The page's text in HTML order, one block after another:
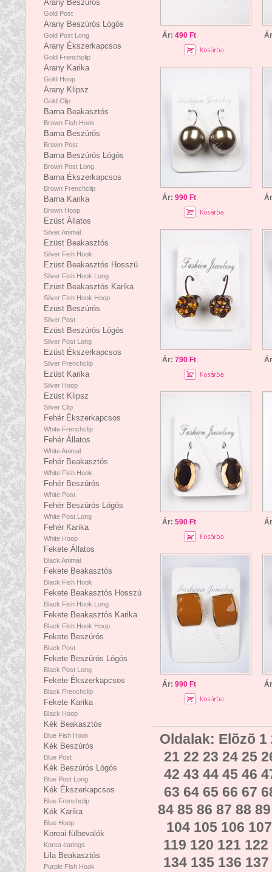
Arany Beszúrós
Gold Post
Arany Beszúrós Lógós
Gold Post Long
Arany Ékszerkapcsos
Gold Frenchclip
Arany Karika
Gold Hoop
Arany Klipsz
Gold Clip
Barna Beakasztós
Brown Fish Hook
Barna Beszúrós
Brown Post
Barna Beszúrós Lógós
Brown Post Long
Barna Ékszerkapcsos
Brown Frenchclip
Barna Karika
Brown Hoop
Ezüst Állatos
Silver Animal
Ezüst Beakasztós
Silver Fish Hook
Ezüst Beakasztós Hosszú
Silver Fish Hook Long
Ezüst Beakasztós Karika
Silver Fish Hook Hoop
Ezüst Beszúrós
Silver Post
Ezüst Beszúrós Lógós
Silver Post Long
Ezüst Ékszerkapcsos
Silver Frenchclip
Ezüst Karika
Silver Hoop
Ezüst Klipsz
Silver Clip
Fehér Ékszerkapcsos
White Frenchclip
Fehér Állatos
White Animal
Fehér Beakasztós
White Fish Hook
Fehér Beszúrós
White Post
Fehér Beszúrós Lógós
White Post Long
Fehér Karika
White Hoop
Fekete Állatos
Black Animal
Fekete Beakasztós
Black Fish Hook
Fekete Beakasztós Hosszú
Black Fish Hook Long
Fekete Beakasztós Karika
Black Fish Hook Hoop
Fekete Beszúrós
Black Post
Fekete Beszúrós Lógós
Black Post Long
Fekete Ékszerkapcsos
Black Frenchclip
Fekete Karika
Black Hoop
Kék Beakasztós
Blue Fish Hook
Kék Beszúrós
Blue Post
Kék Beszúrós Lógós
Blue Post Long
Kék Ékszerkapcsos
Blue Frenchclip
Kék Karika
Blue Hoop
Koreai fülbevalók
Korea earings
Lila Beakasztós
Purple Fish Hook
Ár: 490 Ft
Ár: 990 Ft
Ár: 790 Ft
Ár: 590 Ft
Ár: 990 Ft
Oldalak: Elõzõ 1
21 22 23 24 25
42 43 44 45 46
63 64 65 66 67
84 85 86 87 88 89
104 105 106 107
119 120 121 122
134 135 136 137